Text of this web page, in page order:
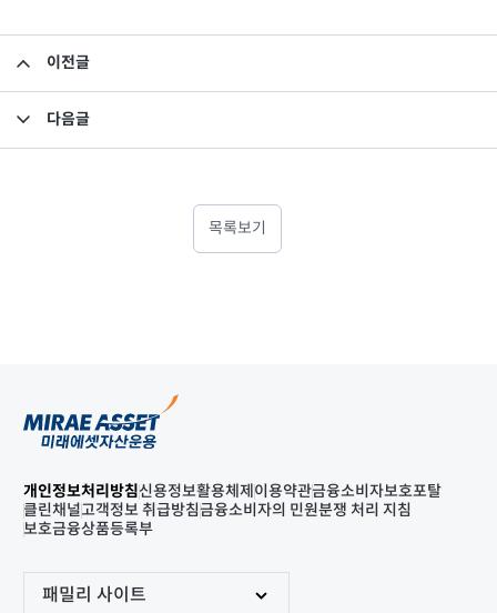
이전글
다음글
목록보기
개인정보처리방침신용정보활용체제 이용약관금융소비자보호포탈
클린채널고객정보 취급방침금융소비자의 민원분쟁 처리 지침
보호금융상품등록부
패밀리 사이트